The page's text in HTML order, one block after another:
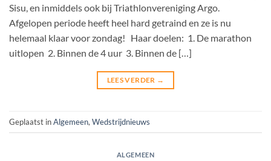
Sisu, en inmiddels ook bij Triathlonvereniging Argo.
Afgelopen periode heeft heel hard getraind en ze is nu
helemaal klaar voor zondag! Haar doelen: 1. De marathon
uitlopen 2. Binnen de 4 uur 3. Binnen de […]
LEES VERDER →
Geplaatst inAlgemeen, Wedstrijdnieuws
ALGEMEEN